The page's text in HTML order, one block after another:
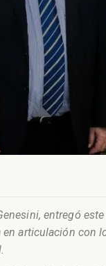
entregó
articulación con